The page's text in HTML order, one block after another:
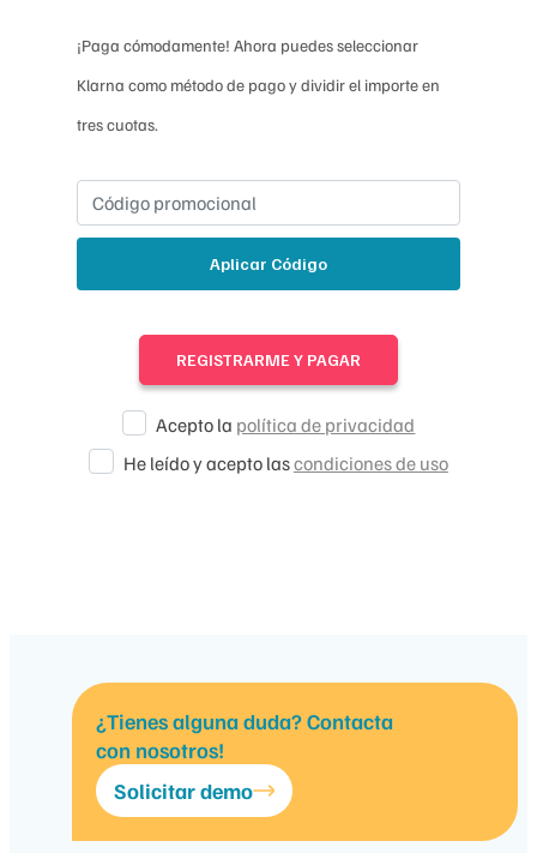
¿Tienes alguna duda? Contacta
con nosotros!
Solicitar demo